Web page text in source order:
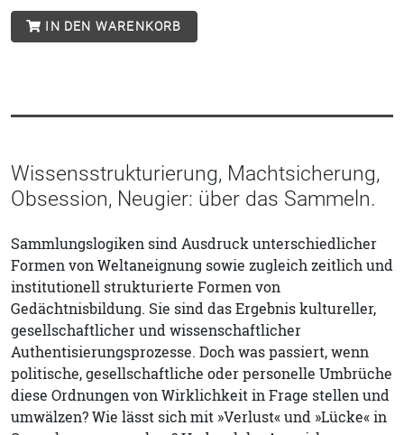
IN DEN WARENKORB
Wissensstrukturierung, Machtsicherung,
Obsession, Neugier: über das Sammeln.
Sammlungslogiken sind Ausdruck unterschiedlicher
Formen von Weltaneignung sowie zugleich zeitlich und
institutionell strukturierte Formen von
Gedächtnisbildung. Sie sind das Ergebnis kultureller,
gesellschaftlicher und wissenschaftlicher
Authentisierungsprozesse. Doch was passiert, wenn
politische, gesellschaftliche oder personelle Umbrüche
diese Ordnungen von Wirklichkeit in Frage stellen und
umwälzen? Wie lässt sich mit »Verlust« und »Lücke« in